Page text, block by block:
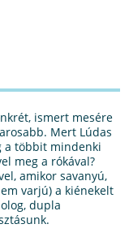
ismert mesére
Mert Lúdas
a többit mindenki
meg a rókával?
amikor savanyú,
varjú) a kiénekelt
dupla